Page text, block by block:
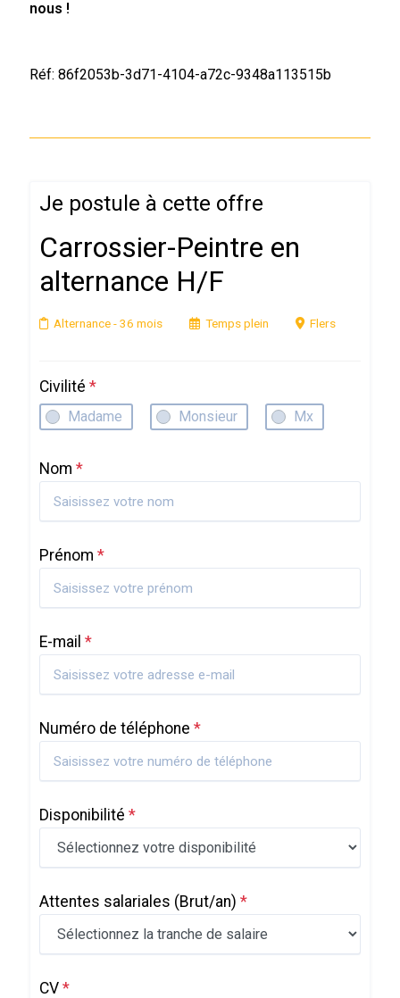
nous !
Réf: 86f2053b-3d71-4104-a72c-9348a113515b
Je postule à cette offre
Carrossier-Peintre en
alternance H/F
Alternance- 36 mois Temps plein Flers
Civilité *
Madame Monsieur Mx
Nom *
Prénom *
E-mail *
Numéro de téléphone *
Disponibilité *
Attentes salariales (Brut/an) *
CV *